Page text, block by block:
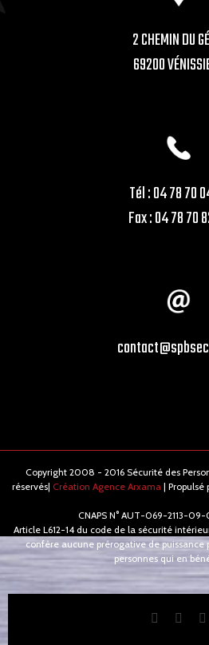
2 CHEMIN DU
69200
Tél : 04 78 70
Fax : 04 78 70
Copyright 2008 - 2016 Sécurité des
réservés| Création Agence Arxama | Propulsé
CNAPS N° AUT-069-2113-
Article L612-14 du code de la sécurité
confère aucune prérogative de puissance
personnes qui en
Facebook